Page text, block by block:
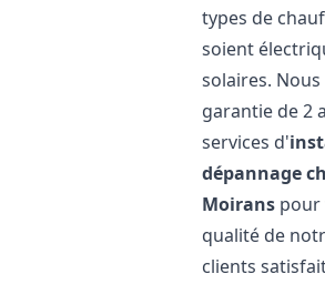
types de
soient
solaires.
garantie de 2
services d'
dépannage
Moirans pour
qualité de
clients